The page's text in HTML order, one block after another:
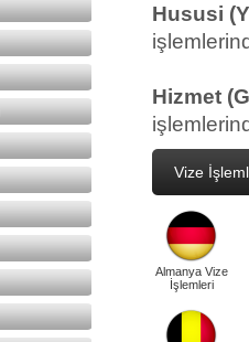
Hususi
Hizmet
Vize
Almanya Vize
İşlemleri